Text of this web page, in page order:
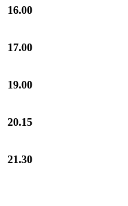
16.00
17.00
19.00
20.15
21.30